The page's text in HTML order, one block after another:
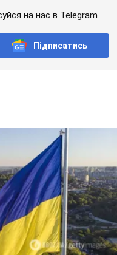
на нас в Telegram
Підписатись